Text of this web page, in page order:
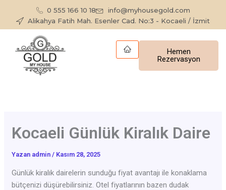
0 555 166 10 18
info@myhousegold.com
Alikahya Fatih Mah. Esenler Cad. No:3 - Kocaeli / İzmit
Hemen
Rezervasyon
Kocaeli Günlük Kiralık Daire
Yazan admin/ Kasım 28, 2025
Günlük kiralık dairelerin sunduğu fiyat avantajı ile konaklama
bütçenizi düşürebilirsiniz. Otel fiyatlarının bazen dudak